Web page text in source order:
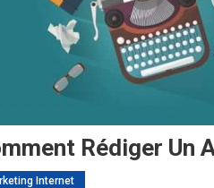
Rédiger Un
Internet